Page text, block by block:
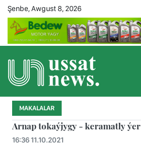
Şenbe, Awgust 8, 2026
MAKALALAR
Arnap tokaýjygy - keramatly ýer
16:36 11.10.2021